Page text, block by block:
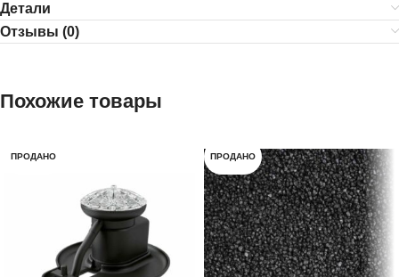
Детали
Отзывы (0)
Похожие товары
ПРОДАНО ПРОДАНО